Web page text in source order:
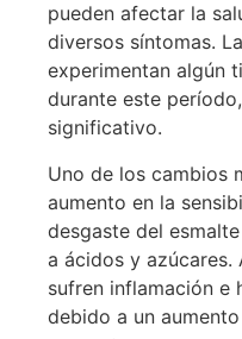
pueden afectar la
diversos síntomas.
experimentan algún
durante este
significativo.
Uno de los cambios
aumento en la
desgaste del
a ácidos y azúcares.
sufren inflamación e
debido a un